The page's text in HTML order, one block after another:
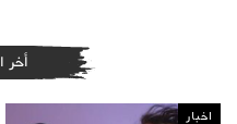
أخر
اخبار